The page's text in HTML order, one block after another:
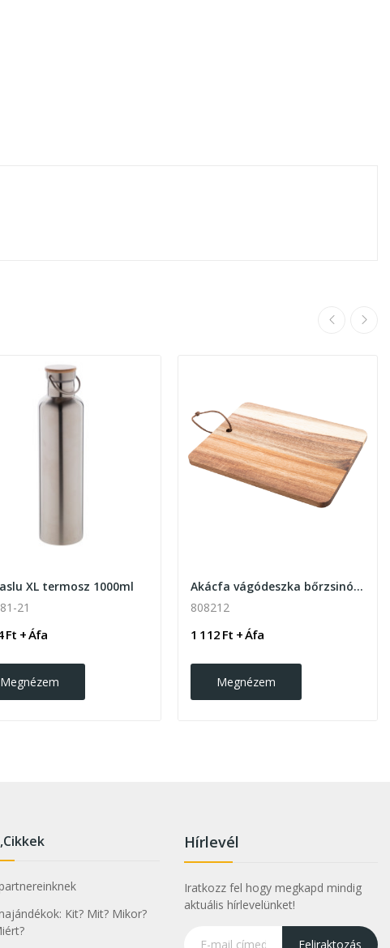
XL termosz 1000ml
21
Ft + Áfa
Megnézem
Akácfa vágódeszka bőrzsinórral
808212
1 112 Ft + Áfa
Megnézem
Kit? Mit? Mikor?
Hírlevél
Iratkozz fel hogy megkapd mindig
aktuális hírlevelünket!
Feliraktozás